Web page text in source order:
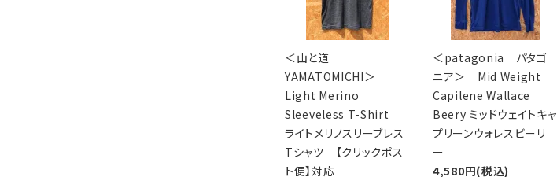
＜山と道
YAMATOMICHI＞
Light Merino
Sleeveless T-Shirt
ライトメリノスリーブレス
Tシャツ 【クリックポス
ト便】対応
＜patagonia パタゴ
ニア＞ Mid Weight
Capilene Wallace
Beery ミッドウェイトキャ
プリーンウォレスビーリ
ー
4,580円(税込)